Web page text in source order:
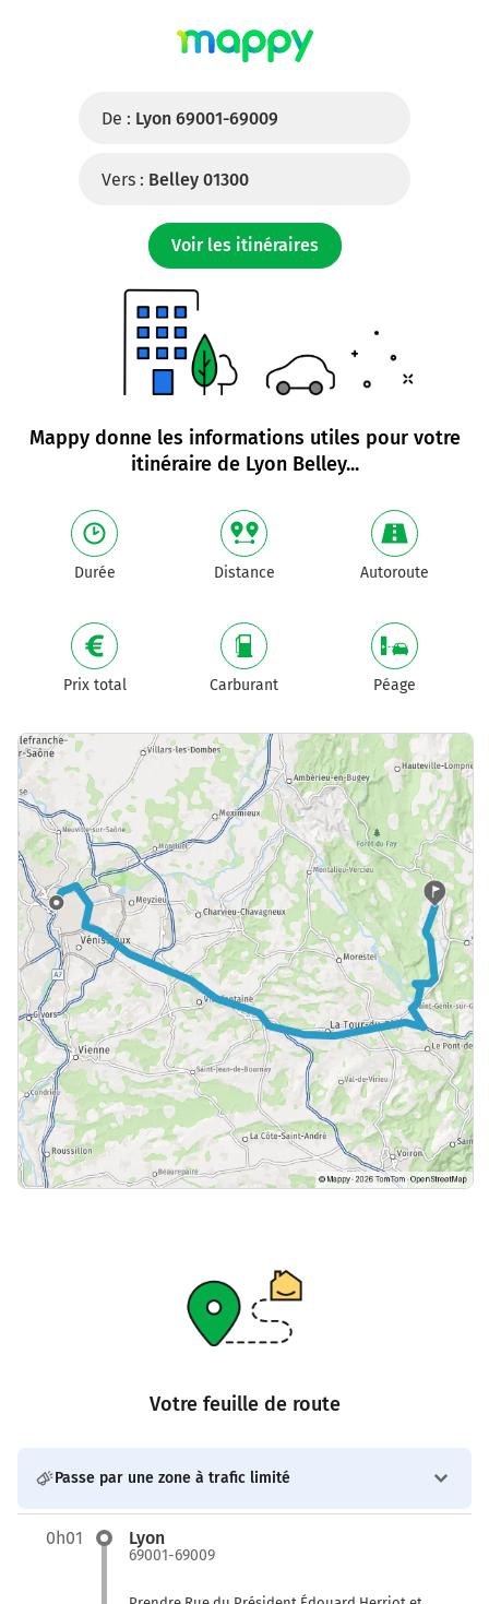
De : Lyon 69001-69009
Vers : Belley 01300
Voir les itinéraires
Mappy donne les informations utiles pour votre
itinéraire de Lyon Belley...
Durée Distance Autoroute
Prix total Carburant Péage
Votre feuille de route
Passe par une zone à trafic limité
0h01 Lyon
69001-69009